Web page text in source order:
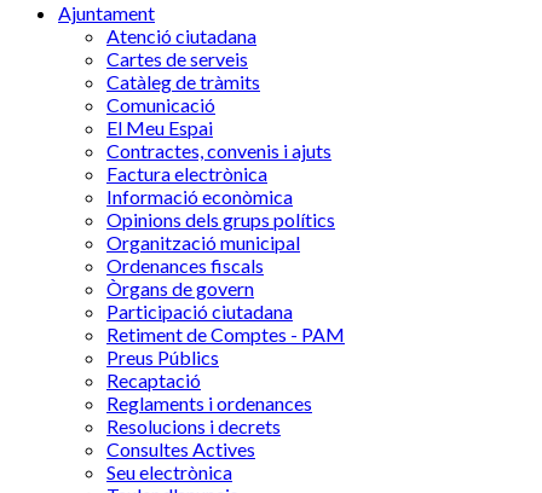
Ajuntament
Atenció ciutadana
Cartes de serveis
Catàleg de tràmits
Comunicació
El Meu Espai
Contractes, convenis i ajuts
Factura electrònica
Informació econòmica
Opinions dels grups polítics
Organització municipal
Ordenances fiscals
Òrgans de govern
Participació ciutadana
Retiment de Comptes - PAM
Preus Públics
Recaptació
Reglaments i ordenances
Resolucions i decrets
Consultes Actives
Seu electrònica